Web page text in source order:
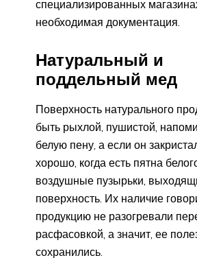
специализированных
необходимая документация.
Натуральный и
поддельный мед
Поверхность натурального
быть рыхлой, пушистой,
белую пену, а если он
хорошо, когда есть пятна
воздушные пузырьки,
поверхность. Их наличие
продукцию не разогревали
расфасовкой, а значит, ее
сохранились.